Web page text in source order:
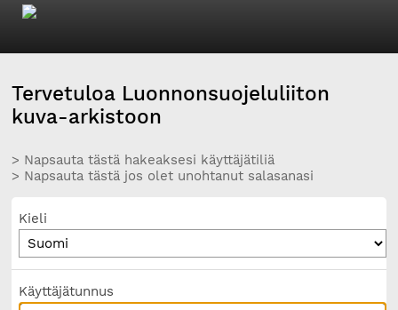
Tervetuloa Luonnonsuojeluliiton
kuva-arkistoon
> Napsauta tästä hakeaksesi käyttäjätiliä
> Napsauta tästä jos olet unohtanut salasanasi
Kieli
Käyttäjätunnus